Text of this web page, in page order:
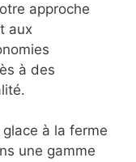
approche
aux
à des
à la ferme
une gamme